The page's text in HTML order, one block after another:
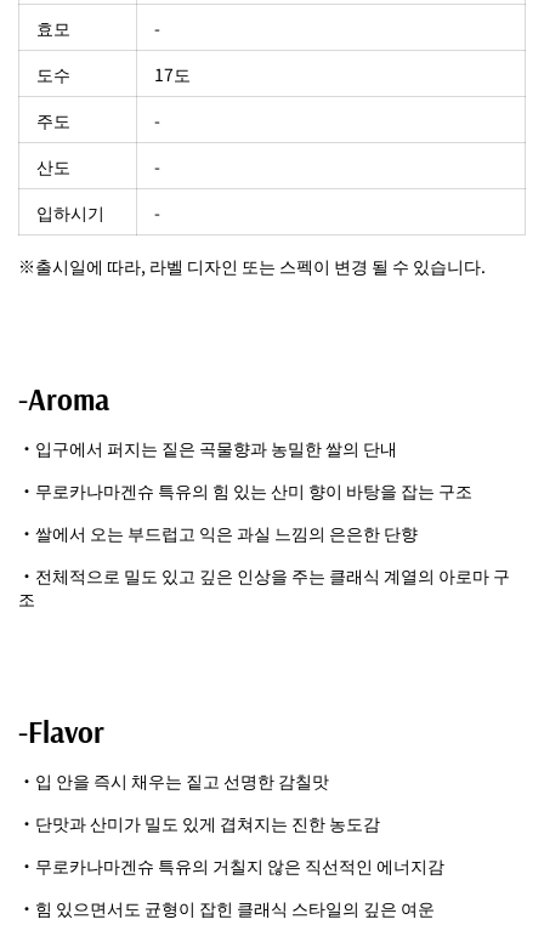
효모
-
도수
17도
주도
-
산도
-
입하시기
-
※출시일에 따라, 라벨 디자인 또는 스펙이 변경 될 수 있습니다.
-Aroma
・입구에서 퍼지는 짙은 곡물향과 농밀한 쌀의 단내
・무로카나마겐슈 특유의 힘 있는 산미 향이 바탕을 잡는 구조
・쌀에서 오는 부드럽고 익은 과실 느낌의 은은한 단향
・전체적으로 밀도 있고 깊은 인상을 주는 클래식 계열의 아로마 구
조
-Flavor
・입 안을 즉시 채우는 짙고 선명한 감칠맛
・단맛과 산미가 밀도 있게 겹쳐지는 진한 농도감
・무로카나마겐슈 특유의 거칠지 않은 직선적인 에너지감
・힘 있으면서도 균형이 잡힌 클래식 스타일의 깊은 여운